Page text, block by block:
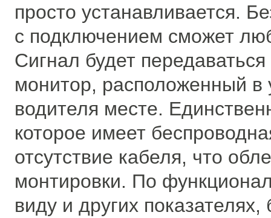
просто устанавливается.
с подключением сможет
Сигнал будет
монитор, расположенный в
водителя месте.
которое имеет
отсутствие кабеля, что
монтировки. По
виду и других